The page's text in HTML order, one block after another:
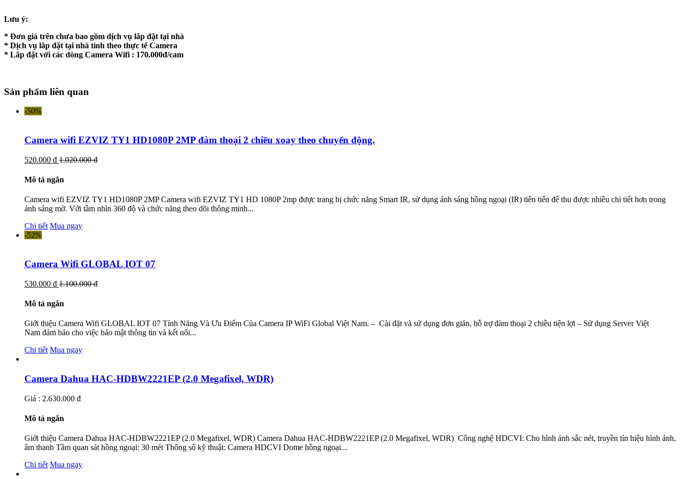
Lưu ý:
* Đơn giá trên chưa bao gồm dịch vụ lắp đặt tại nhà
* Dịch vụ lắp đặt tại nhà tính theo thực tế Camera
* Lắp đặt với các dòng Camera Wifi : 170.000đ/cam
Sản phẩm liên quan
-50%
Camera wifi EZVIZ TY1 HD1080P 2MP đàm thoại 2 chiều xoay theo chuyển động.
520.000 đ 1.020.000 đ
Mô tả ngắn
Camera wifi EZVIZ TY1 HD1080P 2MP Camera wifi EZVIZ TY1 HD 1080P 2mp được trang bị chức năng Smart IR, sử dụng ánh sáng hồng ngoại (IR) tiên tiến để thu được nhiều chi tiết hơn trong
ánh sáng mờ. Với tầm nhìn 360 độ và chức năng theo dõi thông minh...
Chi tiết Mua ngay
-52%
Camera Wifi GLOBAL IOT 07
530.000 đ 1.100.000 đ
Mô tả ngắn
Giới thiệu Camera Wifi GLOBAL IOT 07 Tính Năng Và Ưu Điểm Của Camera IP WiFi Global Việt Nam. – Cài đặt và sử dụng đơn giản, hỗ trợ đàm thoại 2 chiều tiện lợi – Sử dụng Server Việt
Nam đảm bảo cho việc bảo mật thông tin và kết nối...
Chi tiết Mua ngay
Camera Dahua HAC-HDBW2221EP (2.0 Megafixel, WDR)
Giá : 2.630.000 đ
Mô tả ngắn
Giới thiệu Camera Dahua HAC-HDBW2221EP (2.0 Megafixel, WDR) Camera Dahua HAC-HDBW2221EP (2.0 Megafixel, WDR) Công nghệ HDCVI: Cho hình ảnh sắc nét, truyền tín hiệu hình ảnh,
âm thanh Tầm quan sát hồng ngoại: 30 mét Thông số kỹ thuật: Camera HDCVI Dome hồng ngoại...
Chi tiết Mua ngay